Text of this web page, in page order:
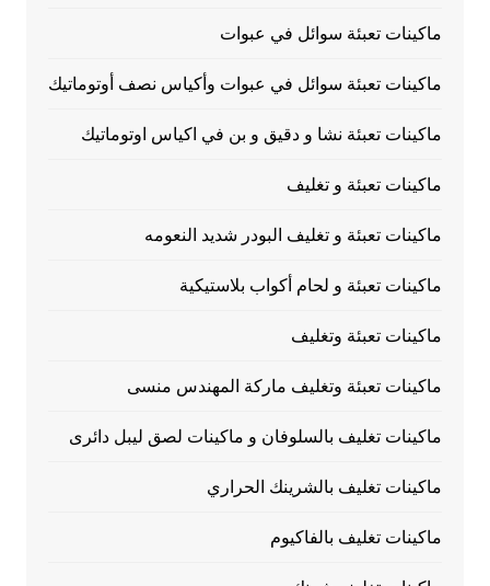
ماكينات تعبئة سوائل في عبوات
ماكينات تعبئة سوائل في عبوات وأكياس نصف أوتوماتيك
ماكينات تعبئة نشا و دقيق و بن في اكياس اوتوماتيك
ماكينات تعبئة و تغليف
ماكينات تعبئة و تغليف البودر شديد النعومه
ماكينات تعبئة و لحام أكواب بلاستيكية
ماكينات تعبئة وتغليف
ماكينات تعبئة وتغليف ماركة المهندس منسى
ماكينات تغليف بالسلوفان و ماكينات لصق ليبل دائرى
ماكينات تغليف بالشرينك الحراري
ماكينات تغليف بالفاكيوم